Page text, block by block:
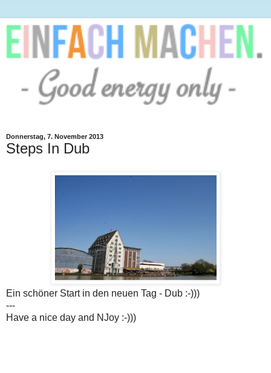
Donnerstag, 7. November 2013
Steps In Dub
Ein schöner Start in den neuen Tag - Dub :-)))
---
Have a nice day and NJoy :-)))